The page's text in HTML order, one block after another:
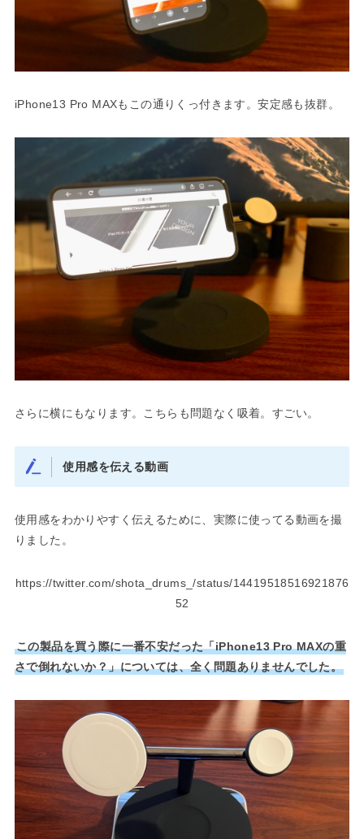
iPhone13 Pro MAXもこの通りくっ付きます。安定感も抜群。
さらに横にもなります。こちらも問題なく吸着。すごい。
使用感を伝える動画
使用感をわかりやすく伝えるために、実際に使ってる動画を撮
りました。
https://twitter.com/shota_drums_/status/14419518516921876
52
この製品を買う際に一番不安だった「iPhone13 Pro MAXの重
さで倒れないか？」については、全く問題ありませんでした。